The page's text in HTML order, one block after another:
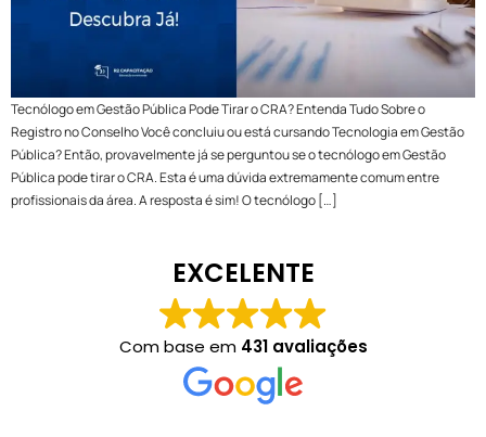
Tecnólogo em Gestão Pública Pode Tirar o CRA? Entenda Tudo Sobre o
Registro no Conselho Você concluiu ou está cursando Tecnologia em Gestão
Pública? Então, provavelmente já se perguntou se o tecnólogo em Gestão
Pública pode tirar o CRA. Esta é uma dúvida extremamente comum entre
profissionais da área. A resposta é sim! O tecnólogo […]
EXCELENTE
Com base em 431 avaliações